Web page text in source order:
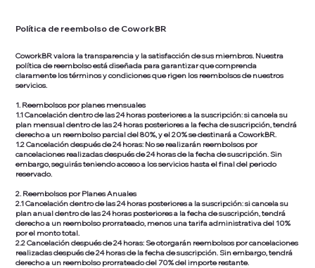
Política de reembolso de CoworkBR
CoworkBR valora la transparencia y la satisfacción de sus miembros. Nuestra
política de reembolso está diseñada para garantizar que comprenda
claramente los términos y condiciones que rigen los reembolsos de nuestros
servicios.
1. Reembolsos por planes mensuales
1.1 Cancelación dentro de las 24 horas posteriores a la suscripción: si cancela su
plan mensual dentro de las 24 horas posteriores a la fecha de suscripción, tendrá
derecho a un reembolso parcial del 80%, y el 20% se destinará a CoworkBR.
1.2 Cancelación después de 24 horas: No se realizarán reembolsos por
cancelaciones realizadas después de 24 horas de la fecha de suscripción. Sin
embargo, seguirás teniendo acceso a los servicios hasta el final del periodo
reservado.
2. Reembolsos por Planes Anuales
2.1 Cancelación dentro de las 24 horas posteriores a la suscripción: si cancela su
plan anual dentro de las 24 horas posteriores a la fecha de suscripción, tendrá
derecho a un reembolso prorrateado, menos una tarifa administrativa del 10%
por el monto total.
2.2 Cancelación después de 24 horas: Se otorgarán reembolsos por cancelaciones
realizadas después de 24 horas de la fecha de suscripción. Sin embargo, tendrá
derecho a un reembolso prorrateado del 70% del importe restante.